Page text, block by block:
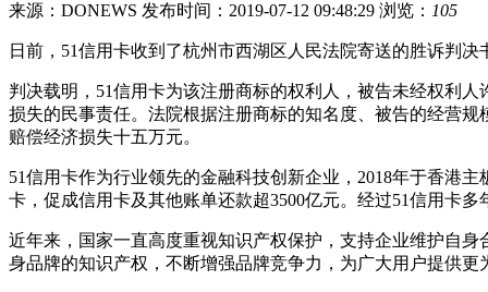
来源：DONEWS 发布时间：2019-07-12 09:48:29 浏览： 105
日前，51信用卡收到了杭州市西湖区人民法院寄送的胜诉判
判决载明，51信用卡为该注册商标的权利人，被告未经权利
损失的民事责任。法院根据注册商标的知名度、被告的经营
赔偿经济损失十五万元。
51信用卡作为行业领先的金融科技创新企业，2018年于香港
卡，促成信用卡及其他账单还款超3500亿元。经过51信用卡
近年来，国家一直高度重视知识产权保护，支持企业维护自
身品牌的知识产权，不断增强品牌竞争力，为广大用户提供更